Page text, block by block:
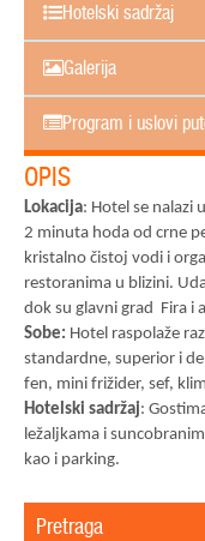
Hotelski sadržaj
Galerija
Program i uslovi
OPIS
Lokacija: Hotel se nalazi
2 minuta hoda od crne
kristalno čistoj vodi i
restoranima u blizini.
dok su glavni grad Fira i
Sobe: Hotel raspolaže
standardne, superior i
fen, mini frižider, sef,
Hotelski sadržaj:
ležaljkama i
kao i parking.
Pretraga